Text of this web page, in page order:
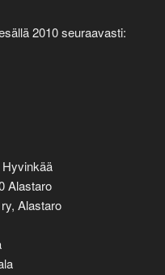
2010 seuraavasti:
Hyvinkää
Alastaro
Alastaro